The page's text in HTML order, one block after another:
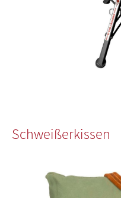
Schweißerkissen